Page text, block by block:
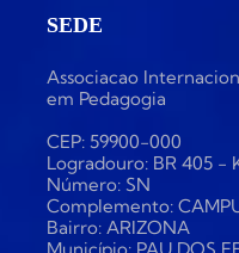
SEDE
Associacao
em Pedagogia
CEP: 59900-000
Logradouro: BR 405 -
Número: SN
Complemento:
Bairro: ARIZONA